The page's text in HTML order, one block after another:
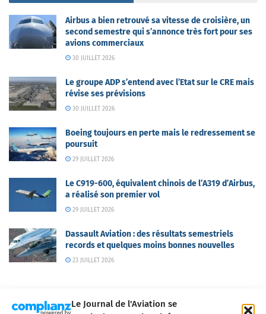
Le Journal de l'Aviation se
Airbus a bien retrouvé sa vitesse de croisière, un
second semestre qui s’annonce très fort pour ses
avions commerciaux
30 JUILLET 2026
Le groupe ADP s’entend avec l’Etat sur le CRE mais
révise ses prévisions
30 JUILLET 2026
Boeing toujours en perte mais le redressement se
poursuit
29 JUILLET 2026
Le C919-600, équivalent chinois de l’A319 d’Airbus,
a réalisé son premier vol
29 JUILLET 2026
Dassault Aviation : des résultats semestriels
records et quelques moins bonnes nouvelles
23 JUILLET 2026